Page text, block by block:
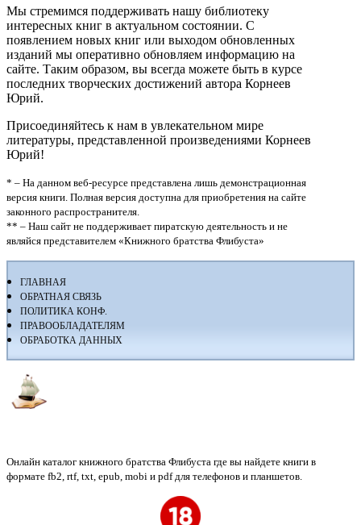
Мы стремимся поддерживать нашу библиотеку
интересных книг в актуальном состоянии. С
появлением новых книг или выходом обновленных
изданий мы оперативно обновляем информацию на
сайте. Таким образом, вы всегда можете быть в курсе
последних творческих достижений автора Корнеев
Юрий.
Присоединяйтесь к нам в увлекательном мире
литературы, представленной произведениями Корнеев
Юрий!
* – На данном веб-ресурсе представлена лишь демонстрационная
версия книги. Полная версия доступна для приобретения на сайте
законного распространителя.
** – Наш сайт не поддерживает пиратскую деятельность и не
являйся представителем «Книжного братства Флибуста»
ГЛАВНАЯ
ОБРАТНАЯ СВЯЗЬ
ПОЛИТИКА КОНФ.
ПРАВООБЛАДАТЕЛЯМ
ОБРАБОТКА ДАННЫХ
Онлайн каталог книжного братства Флибуста где вы найдете книги в
формате fb2, rtf, txt, epub, mobi и pdf для телефонов и планшетов.